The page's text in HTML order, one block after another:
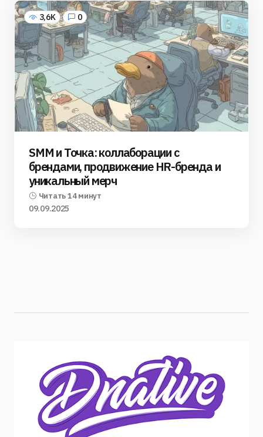
3,6K 0
SMM и Точка: коллаборации с
брендами, продвижение HR-бренда и
уникальный мерч
Читать 14 минут
09.09.2025